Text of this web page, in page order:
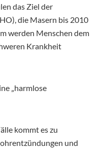
das Ziel der
die Masern bis 2010
werden Menschen dem
Krankheit
„harmlose
kommt es zu
und